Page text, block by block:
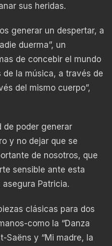
sus heridas.
generar un despertar, a
duerma”, un
de concebir el mundo
la música, a través de
del mismo cuerpo”,
de poder generar
y no dejar que se
de nosotros, que
sensible ante esta
Patricia.
clásicas para dos
como la “Danza
Saëns y “Mi madre, la